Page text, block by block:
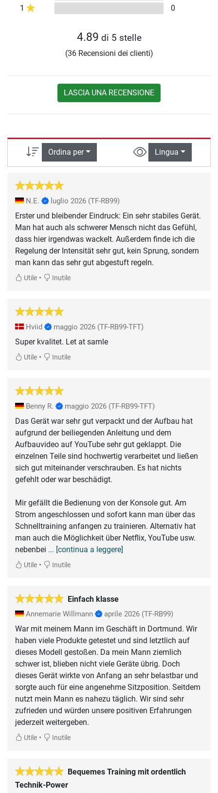
1
0
4.89 di 5 stelle
(36 Recensioni dei clienti)
LASCIA UNA RECENSIONE
Ordina per Lingua
N.E. luglio 2026 (TF-RB99)
Erster und bleibender Eindruck: Ein sehr stabiles Gerät.
Man hat auch als schwerer Mensch nicht das Gefühl,
dass hier irgendwas wackelt. Außerdem finde ich die
Regelung der Intensität sehr gut, kein Sprung, sondern
man kann das sehr gut abgestuft regeln.
Utile • Inutile
Hviid maggio 2026 (TF-RB99-TFT)
Super kvalitet. Let at samle
Utile • Inutile
Benny R. maggio 2026 (TF-RB99-TFT)
Das Gerät war sehr gut verpackt und der Aufbau hat
aufgrund der beiliegenden Anleitung und dem
Aufbauvideo auf YouTube sehr gut geklappt. Die
einzelnen Teile sind hochwertig verarbeitet und ließen
sich gut miteinander verschrauben. Es hat nichts
gefehlt oder war beschädigt.
Mir gefällt die Bedienung von der Konsole gut. Am
Strom angeschlossen und sofort kann man über das
Schnelltraining anfangen zu trainieren. Alternativ hat
man auch die Möglichkeit über Netflix, YouTube usw.
nebenbei ... [continua a leggere]
Utile • Inutile
Einfach klasse
Annemarie Willmann aprile 2026 (TF-RB99)
War mit meinem Mann im Geschäft in Dortmund. Wir
haben viele Produkte getestet und sind letztlich auf
dieses Modell gestoßen. Da mein Mann ziemlich
schwer ist, blieben nicht viele Geräte übrig. Doch
dieses Gerät wirkte von Anfang an sehr belastbar und
sorgte auch für eine angenehme Sitzposition. Seitdem
nutzt mein Mann es nahezu täglich. Wir sind sehr
zufrieden und würden unsere positiven Erfahrungen
jederzeit weitergeben.
Utile • Inutile
Bequemes Training mit ordentlich
Technik-Power